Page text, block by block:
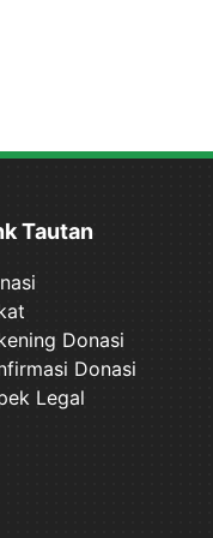
Tautan
Donasi
Donasi
Legal